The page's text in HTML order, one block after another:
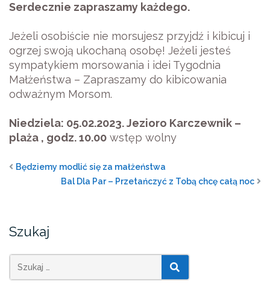
Serdecznie zapraszamy każdego.
Jeżeli osobiście nie morsujesz przyjdź i kibicuj i
ogrzej swoją ukochaną osobę! Jeżeli jesteś
sympatykiem morsowania i idei Tygodnia
Małżeństwa – Zapraszamy do kibicowania
odważnym Morsom.
Niedziela: 05.02.2023. Jezioro Karczewnik –
plaża , godz. 10.00 wstęp wolny
Będziemy modlić się za małżeństwa
Bal Dla Par – Przetańczyć z Tobą chcę całą noc
Szukaj
SZUKAJ